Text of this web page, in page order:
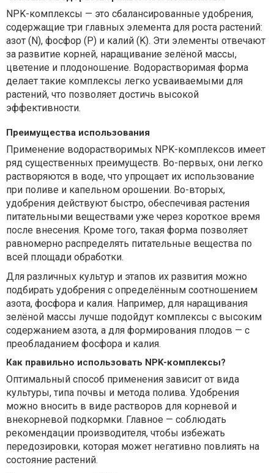
NPK-комплексы — это сбалансированные удобрения,
содержащие три главных элемента для роста растений:
азот (N), фосфор (P) и калий (K). Эти элементы отвечают
за развитие корней, наращивание зелёной массы,
цветение и плодоношение. Водорастворимая форма
делает такие комплексы легко усваиваемыми для
растений, что позволяет достичь высокой
эффективности.
Преимущества использования
Применение водорастворимых NPK-комплексов имеет
ряд существенных преимуществ. Во-первых, они легко
растворяются в воде, что упрощает их использование
при поливе и капельном орошении. Во-вторых,
удобрения действуют быстро, обеспечивая растения
питательными веществами уже через короткое время
после внесения. Кроме того, такая форма позволяет
равномерно распределять питательные вещества по
всей площади обработки.
Для различных культур и этапов их развития можно
подбирать удобрения с определённым соотношением
азота, фосфора и калия. Например, для наращивания
зелёной массы лучше подойдут комплексы с высоким
содержанием азота, а для формирования плодов — с
преобладанием фосфора и калия.
Как правильно использовать NPK-комплексы?
Оптимальный способ применения зависит от вида
культуры, типа почвы и метода полива. Удобрения
можно вносить в виде растворов для корневой и
внекорневой подкормки. Главное — соблюдать
рекомендации производителя, чтобы избежать
передозировки, которая может негативно повлиять на
состояние растений.